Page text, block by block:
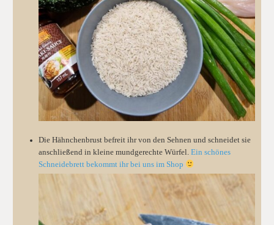
Die Hähnchenbrust befreit ihr von den Sehnen und schneidet sie
anschließend in kleine mundgerechte Würfel. Ein schönes
Schneidebrett bekommt ihr bei uns im Shop